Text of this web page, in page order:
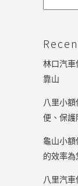
林口汽車
靠山
八里小
便、保護
龜山小
的效率為
八里汽